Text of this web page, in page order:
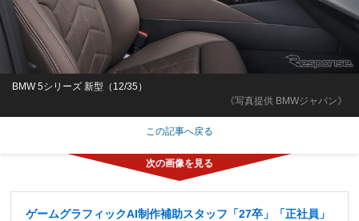
《写真提供 BMWジャパン》
BMW 5シリーズ 新型（12/35）
この記事へ戻る
ゲームグラフィックAI制作補助スタッフ「27卒」「正社員」